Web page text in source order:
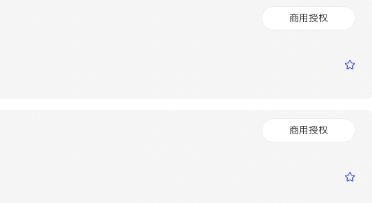
商用授权
商用授权